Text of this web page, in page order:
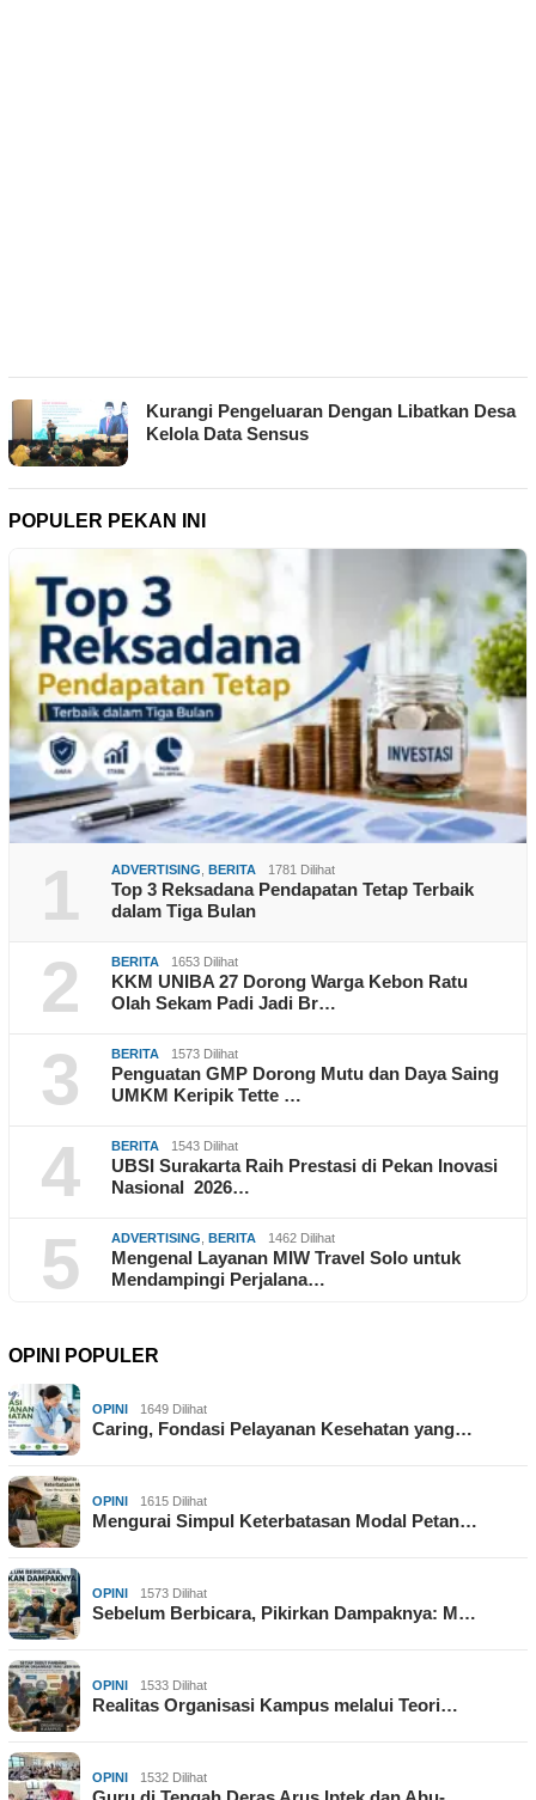
Kurangi Pengeluaran Dengan Libatkan Desa
Kelola Data Sensus
POPULER PEKAN INI
1 ADVERTISING BERITA 1781 Dilihat
Top 3 Reksadana Pendapatan Tetap Terbaik
dalam Tiga Bulan
2 BERITA 1653 Dilihat
KKM UNIBA 27 Dorong Warga Kebon Ratu
Olah Sekam Padi Jadi Br…
3 BERITA 1573 Dilihat
Penguatan GMP Dorong Mutu dan Daya Saing
UMKM Keripik Tette …
4 BERITA 1543 Dilihat
UBSI Surakarta Raih Prestasi di Pekan Inovasi
Nasional 2026…
5 ADVERTISING BERITA 1462 Dilihat
Mengenal Layanan MIW Travel Solo untuk
Mendampingi Perjalana…
OPINI POPULER
OPINI 1649 Dilihat
Caring, Fondasi Pelayanan Kesehatan yang…
OPINI 1615 Dilihat
Mengurai Simpul Keterbatasan Modal Petan…
OPINI 1573 Dilihat
Sebelum Berbicara, Pikirkan Dampaknya: M…
OPINI 1533 Dilihat
Realitas Organisasi Kampus melalui Teori…
OPINI 1532 Dilihat